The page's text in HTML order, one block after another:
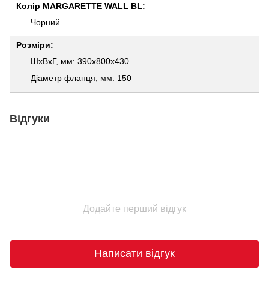
Колір MARGARETTE WALL BL:
Чорний
Розміри:
ШхВхГ, мм: 390х800х430
Діаметр фланця, мм: 150
Відгуки
Додайте перший відгук
Написати відгук